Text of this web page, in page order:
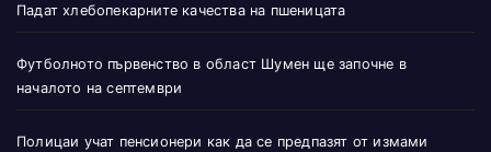
Падат хлебопекарните качества на пшеницата
Футболното първенство в област Шумен ще започне в
началото на септември
Полицаи учат пенсионери как да се предпазят от измами